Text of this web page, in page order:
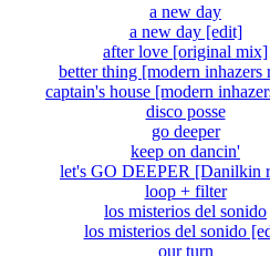
a new day
a new day [edit]
after love [original mix]
better thing [modern inhazers
captain's house [modern
disco posse
go deeper
keep on dancin'
let's GO DEEPER [Danilkin
loop + filter
los misterios del sonido
los misterios del sonido
our turn